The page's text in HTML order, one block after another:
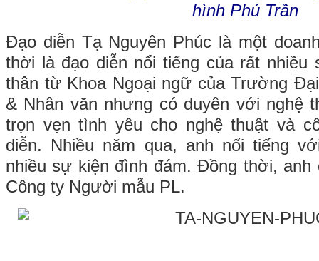
hình Phú Trần
Đạo diễn Tạ Nguyên Phúc là một
thời là đạo diễn nổi tiếng của rất nhiều
thân từ Khoa Ngoại ngữ của Trường
& Nhân văn nhưng có duyên với nghệ
trọn vẹn tình yêu cho nghệ thuật và
diễn. Nhiều năm qua, anh nổi tiếng
nhiều sự kiện đình đám. Đồng thời, anh
Công ty Người mẫu PL.